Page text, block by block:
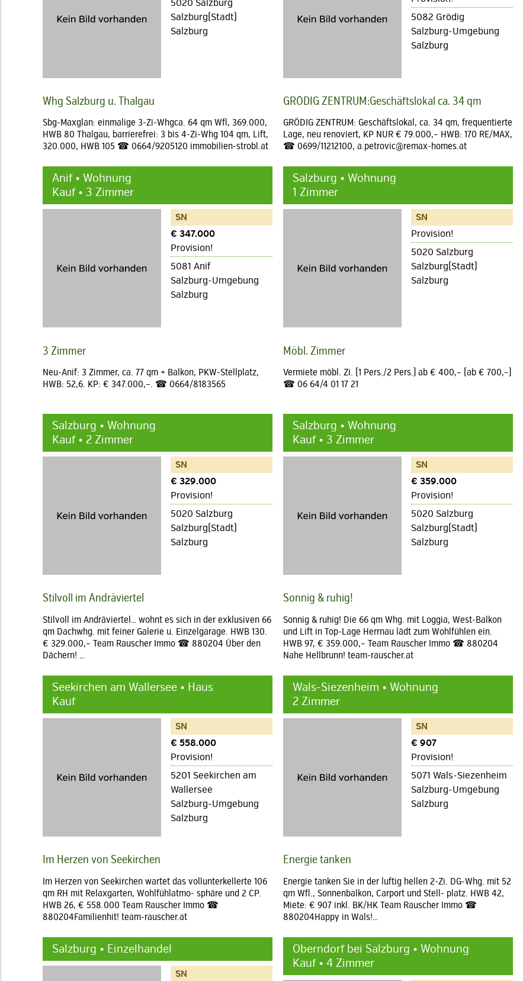
5020 Salzburg
Salzburg(Stadt)
Salzburg
Whg Salzburg u. Thalgau
Sbg-Maxglan: einmalige 3-Zi-Whgca. 64 qm Wfl, 369.000,
HWB 80 Thalgau, barrierefrei: 3 bis 4-Zi-Whg 104 qm, Lift,
320.000, HWB 105 ☎ 0664/9205120 immobilien-strobl.at
5082 Grödig
Salzburg-Umgebung
Salzburg
GRÖDIG ZENTRUM:Geschäftslokal ca. 34 qm
GRÖDIG ZENTRUM: Geschäftslokal, ca. 34 qm, frequentierte
Lage, neu renoviert, KP NUR € 79.000,– HWB: 170 RE/MAX,
☎ 0699/11212100, a.petrovic@remax-homes.at
Anif • Wohnung
Kauf • 3 Zimmer
SN
€ 347.000
Provision!
5081 Anif
Salzburg-Umgebung
Salzburg
3 Zimmer
Neu-Anif: 3 Zimmer, ca. 77 qm + Balkon, PKW-Stellplatz,
HWB: 52,6. KP: € 347.000,–. ☎ 0664/8183565
Salzburg • Wohnung
1 Zimmer
SN
Provision!
5020 Salzburg
Salzburg(Stadt)
Salzburg
Möbl. Zimmer
Vermiete möbl. Zi. (1 Pers./2 Pers.) ab € 400,– (ab € 700,–)
☎ 06 64/4 01 17 21
Salzburg • Wohnung
Kauf • 2 Zimmer
SN
€ 329.000
Provision!
5020 Salzburg
Salzburg(Stadt)
Salzburg
Stilvoll im Andräviertel
Stilvoll im Andräviertel… wohnt es sich in der exklusiven 66
qm Dachwhg. mit feiner Galerie u. Einzelgarage. HWB 130.
€ 329.000,– Team Rauscher Immo ☎ 880204 Über den
Dächern! …
Salzburg • Wohnung
Kauf • 3 Zimmer
SN
€ 359.000
Provision!
5020 Salzburg
Salzburg(Stadt)
Salzburg
Sonnig & ruhig!
Sonnig & ruhig! Die 66 qm Whg. mit Loggia, West-Balkon
und Lift in Top-Lage Herrnau lädt zum Wohlfühlen ein.
HWB 97, € 359.000,– Team Rauscher Immo ☎ 880204
Nahe Hellbrunn! team-rauscher.at
Seekirchen am Wallersee • Haus
Kauf
SN
€ 558.000
Provision!
5201 Seekirchen am
Wallersee
Salzburg-Umgebung
Salzburg
Im Herzen von Seekirchen
Im Herzen von Seekirchen wartet das vollunterkellerte 106
qm RH mit Relaxgarten, Wohlfühlatmo- sphäre und 2 CP.
HWB 26, € 558.000 Team Rauscher Immo ☎
880204Familienhit! team-rauscher.at
Wals-Siezenheim • Wohnung
2 Zimmer
SN
€ 907
Provision!
5071 Wals-Siezenheim
Salzburg-Umgebung
Salzburg
Energie tanken
Energie tanken Sie in der luftig hellen 2-Zi. DG-Whg. mit 52
qm Wfl., Sonnenbalkon, Carport und Stell- platz. HWB 42,
Miete: € 907 inkl. BK/HK Team Rauscher Immo ☎
880204Happy in Wals!…
Salzburg • Einzelhandel
SN
Oberndorf bei Salzburg • Wohnung
Kauf • 4 Zimmer